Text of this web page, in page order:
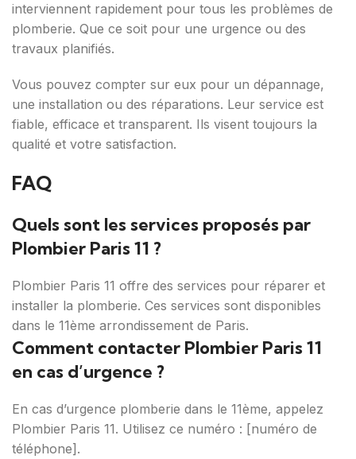
interviennent rapidement pour tous les problèmes de
plomberie. Que ce soit pour une urgence ou des
travaux planifiés.
Vous pouvez compter sur eux pour un dépannage,
une installation ou des réparations. Leur service est
fiable, efficace et transparent. Ils visent toujours la
qualité et votre satisfaction.
FAQ
Quels sont les services proposés par
Plombier Paris 11 ?
Plombier Paris 11 offre des services pour réparer et
installer la plomberie. Ces services sont disponibles
dans le 11ème arrondissement de Paris.
Comment contacter Plombier Paris 11
en cas d’urgence ?
En cas d’urgence plomberie dans le 11ème, appelez
Plombier Paris 11. Utilisez ce numéro : [numéro de
téléphone].